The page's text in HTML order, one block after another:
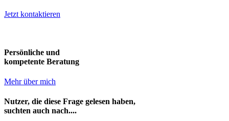
Jetzt kontaktieren
Persönliche und
kompetente Beratung
Mehr über mich
Nutzer, die diese Frage gelesen haben,
suchten auch nach....